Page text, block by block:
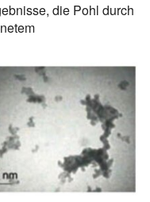
die Pohl durch